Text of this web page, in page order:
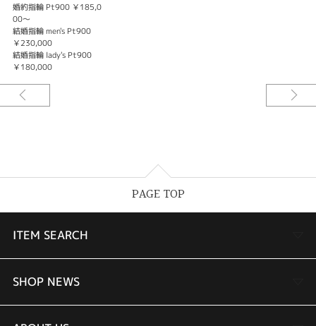
婚約指輪 Pt900 ￥185,0
00～
結婚指輪 men's Pt900
￥230,000
結婚指輪 lady's Pt900
￥180,000
PAGE TOP
ITEM SEARCH
婚約指輪
SHOP NEWS